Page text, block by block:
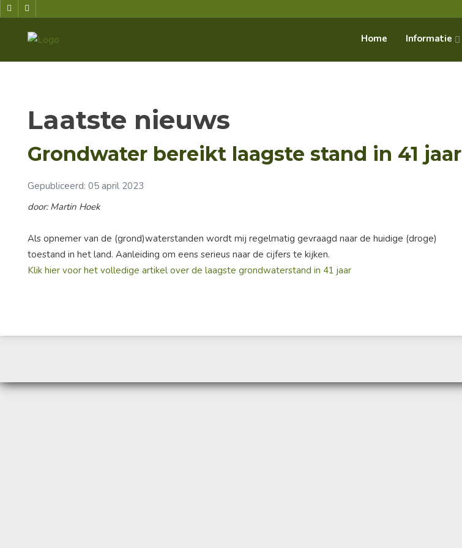
Home Informatie
Laatste nieuws
Grondwater bereikt laagste stand in 41 jaar
Gepubliceerd: 05 april 2023
door: Martin Hoek
Als opnemer van de (grond)waterstanden wordt mij regelmatig gevraagd naar de huidige (droge)
toestand in het land. Aanleiding om eens serieus naar de cijfers te kijken.
Klik hier voor het volledige artikel over de laagste grondwaterstand in 41 jaar